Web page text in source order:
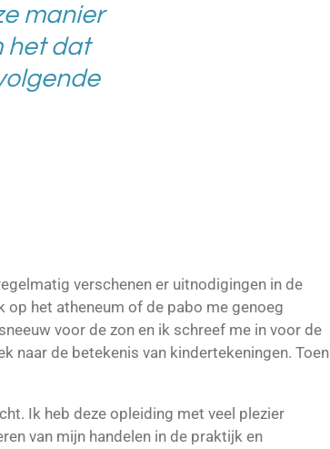
manier
het dat
verschenen er uitnodigingen in de
het atheneum of de pabo me genoeg
voor de zon en ik schreef me in voor de
naar de betekenis van kindertekeningen. Toen
Ik heb deze opleiding met veel plezier
van mijn handelen in de praktijk en